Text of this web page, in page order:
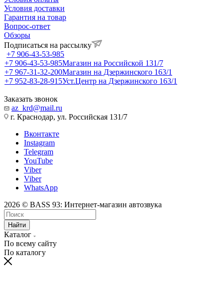
Условия доставки
Гарантия на товар
Вопрос-ответ
Обзоры
Подписаться на рассылку
+7 906-43-53-985
+7 906-43-53-985Магазин на Российской 131/7
+7 967-31-32-200Магазин на Дзержинского 163/1
+7 952-83-28-915Уст.Центр на Дзержинского 163/1
Заказать звонок
az_krd@mail.ru
г. Краснодар, ул. Российская 131/7
Вконтакте
Instagram
Telegram
YouTube
Viber
Viber
WhatsApp
2026 © BASS 93: Интернет-магазин автозвука
Найти
Каталог
По всему сайту
По каталогу